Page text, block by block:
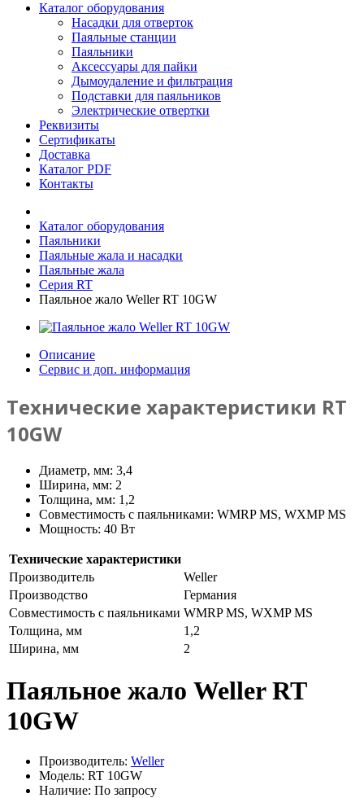
Каталог оборудования
Насадки для отверток
Паяльные станции
Паяльники
Аксессуары для пайки
Дымоудаление и фильтрация
Подставки для паяльников
Электрические отвертки
Реквизиты
Сертификаты
Доставка
Каталог PDF
Контакты
Каталог оборудования
Паяльники
Паяльные жала и насадки
Паяльные жала
Серия RT
Паяльное жало Weller RT 10GW
Описание
Сервис и доп. информация
Технические характеристики RT
10GW
Диаметр, мм: 3,4
Ширина, мм: 2
Толщина, мм: 1,2
Совместимость с паяльниками: WMRP MS, WXMP MS
Мощность: 40 Вт
Технические характеристики
Производитель
Weller
Производство
Германия
Совместимость с паяльниками WMRP MS, WXMP MS
Толщина, мм
1,2
Ширина, мм
2
Паяльное жало Weller RT
10GW
Производитель: Weller
Модель: RT 10GW
Наличие: По запросу